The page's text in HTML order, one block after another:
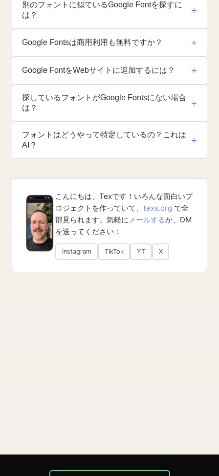
別のフォントに似ているGoogle Fontを探すに
は？
+
Google Fontsは商用利用も無料ですか？ +
Google FontをWebサイトに追加するには？ +
探しているフォントがGoogle Fontsにない場合
は？
+
フォントはどうやって特定しているの？これは
AI？
+
こんにちは、Texです！いろんな面白いプ
ロジェクトを作っていて、 texs.org で全
部見られます。気軽にメールするか、DM
を送ってください：
Instagram TikTok YT X